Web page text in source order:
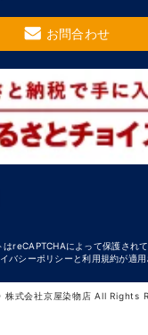
お問合わせ
はreCAPTCHAによって保護されて
バシーポリシー と利用規約が適用
式会社京屋染物店 All Rights